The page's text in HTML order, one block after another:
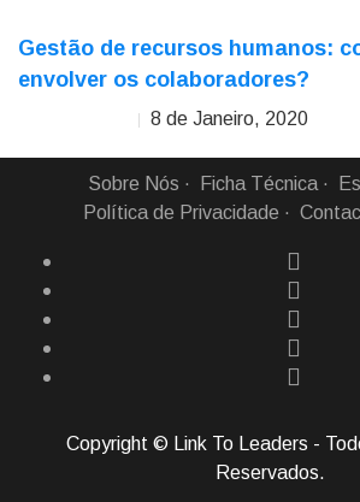
Gestão de recursos humanos:
envolver os colaboradores?
8 de Janeiro, 2020
Sobre Nós Ficha Técnica
Política de Privacidade
Copyright © Link To Leaders -
Reservados.